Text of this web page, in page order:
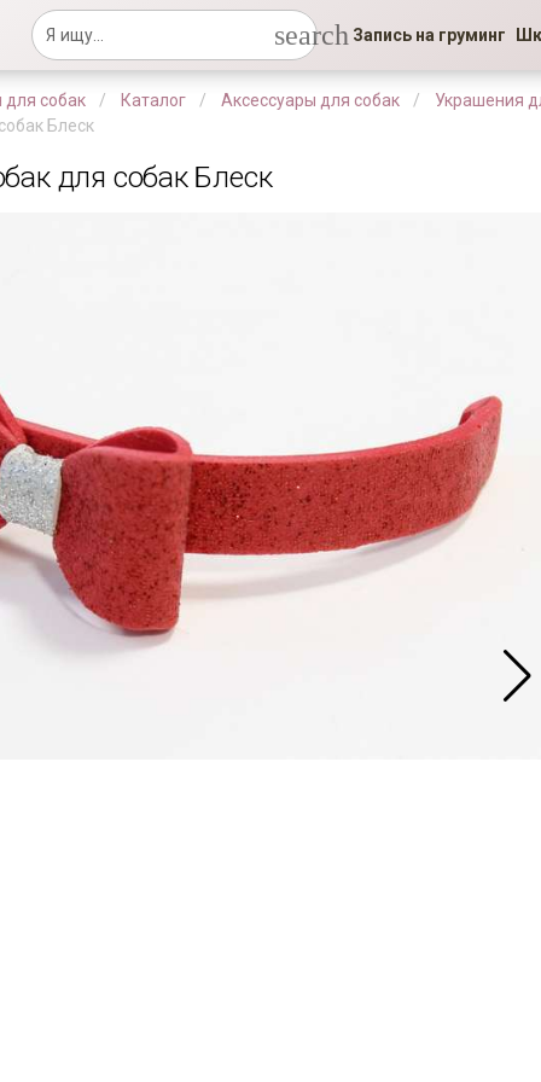
search Запись на груминг
для собак Каталог Аксессуары для собак
Украшения
Блеск
для собак Блеск